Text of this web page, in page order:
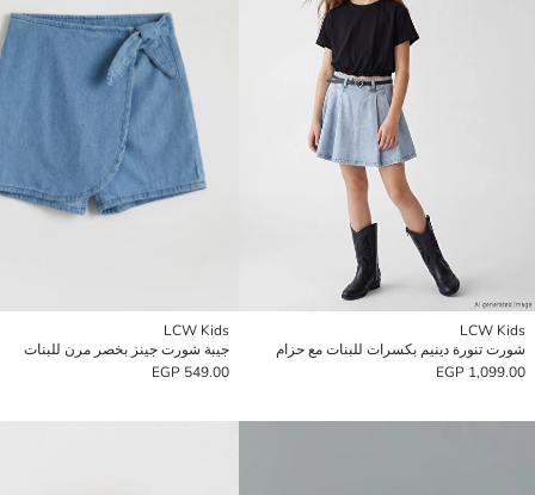
LCW Kids
شورت تنورة دينيم بكسرات للبنات مع حزام
1,099.00 EGP
LCW Kids
جيبة شورت جينز بخصر مرن للبنات
549.00 EGP